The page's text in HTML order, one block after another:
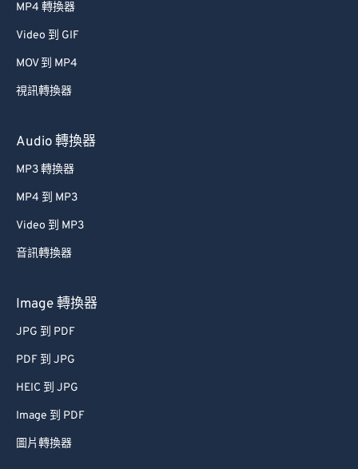
MP4 轉換器
Video 到 GIF
MOV 到 MP4
視訊轉換器
Audio 轉換器
MP3 轉換器
MP4 到 MP3
Video 到 MP3
音訊轉換器
Image 轉換器
JPG 到 PDF
PDF 到 JPG
HEIC 到 JPG
Image 到 PDF
圖片轉換器